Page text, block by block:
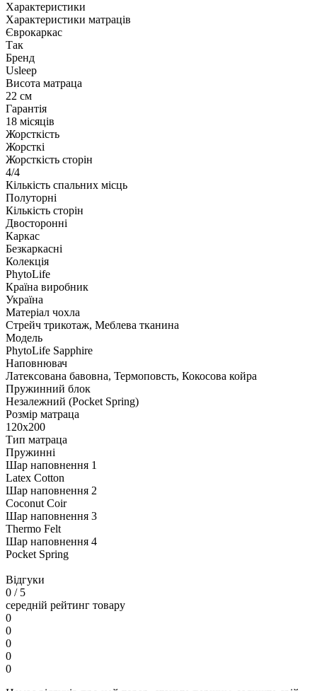
Характеристики
Характеристики матраців
Єврокаркас
Так
Бренд
Usleep
Висота матраца
22 см
Гарантія
18 місяців
Жорсткість
Жорсткі
Жорсткість сторін
4/4
Кількість спальних місць
Полуторні
Кількість сторін
Двосторонні
Каркас
Безкаркасні
Колекція
PhytoLife
Країна виробник
Україна
Матеріал чохла
Стрейч трикотаж, Меблева тканина
Модель
PhytoLife Sapphire
Наповнювач
Латексована бавовна, Термоповсть, Кокосова койра
Пружинний блок
Незалежний (Pocket Spring)
Розмір матраца
120х200
Тип матраца
Пружинні
Шар наповнення 1
Latex Cotton
Шар наповнення 2
Coconut Coir
Шар наповнення 3
Thermo Felt
Шар наповнення 4
Pocket Spring
Відгуки
0 / 5
середній рейтинг товару
0
0
0
0
0